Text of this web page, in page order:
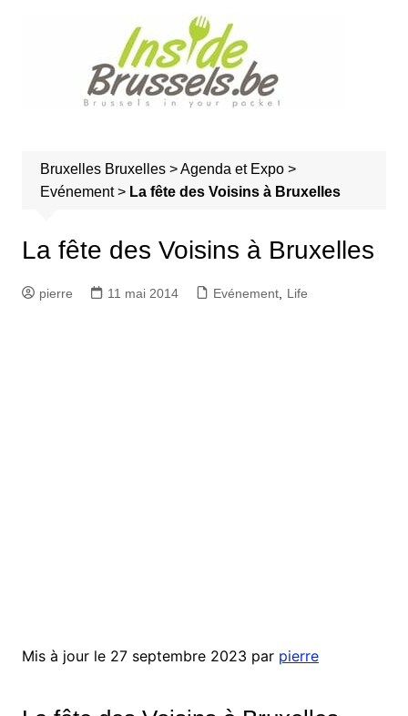
Bruxelles Bruxelles>Agenda et Expo>
Evénement> La fête des Voisins à Bruxelles
La fête des Voisins à Bruxelles
pierre 11 mai 2014 Evénement, Life
Mis à jour le 27 septembre 2023 par pierre